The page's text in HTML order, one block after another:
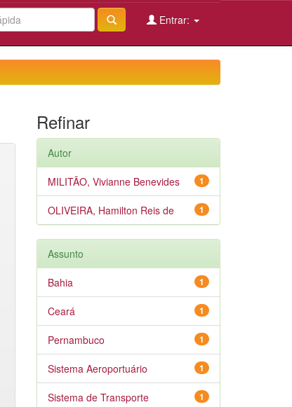
Entrar:
Refinar
Autor
1
MILITÃO, Vivianne Benevides
1
OLIVEIRA, Hamilton Reis de
Assunto
1
Bahia
1
Ceará
1
Pernambuco
1
Sistema Aeroportuário
1
Sistema de Transporte